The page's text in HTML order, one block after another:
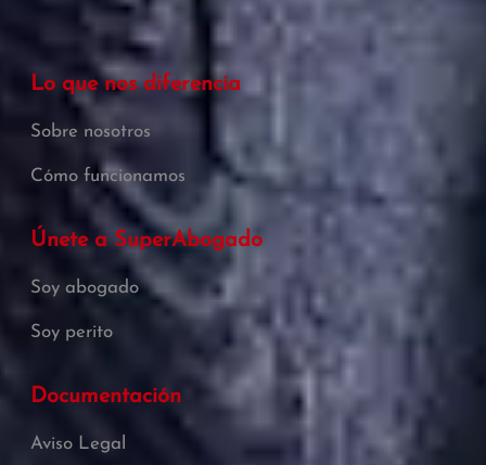
Lo que nos diferencia
Sobre nosotros
Cómo funcionamos
Únete a SuperAbogado
Soy abogado
Soy perito
Documentación
Aviso Legal